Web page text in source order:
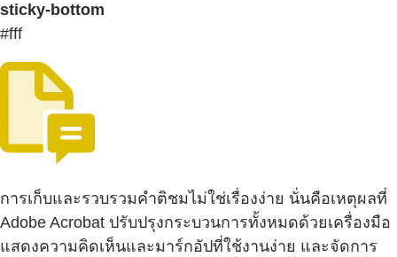
sticky-bottom
#fff
การเก็บและรวบรวมคำติชมไม่ใช่เรื่องง่าย นั่นคือเหตุผลที่
Adobe Acrobat ปรับปรุงกระบวนการทั้งหมดด้วยเครื่องมือ
แสดงความคิดเห็นและมาร์กอัปที่ใช้งานง่าย และจัดการ